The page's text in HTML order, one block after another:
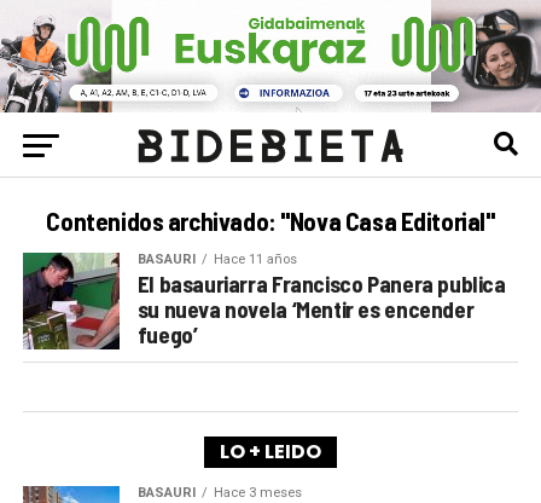
Contenidos archivado: "Nova Casa Editorial"
BASAURI Hace 11 años
El basauriarra Francisco Panera publica
su nueva novela ‘Mentir es encender
fuego’
LO + LEIDO
BASAURI Hace 3 meses